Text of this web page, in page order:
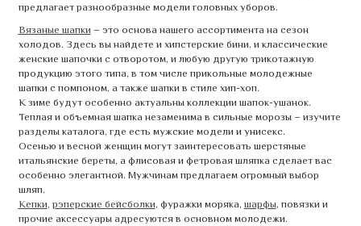
предлагает разнообразные модели головных уборов.
Вязаные шапки – это основа нашего ассортимента на сезон
холодов. Здесь вы найдете и хипстерские бини, и классические
женские шапочки с отворотом, и любую другую трикотажную
продукцию этого типа, в том числе прикольные молодежные
шапки с помпоном, а также шапки в стиле хип-хоп.
К зиме будут особенно актуальны коллекции шапок-ушанок.
Теплая и объемная шапка незаменима в сильные морозы – изучите
разделы каталога, где есть мужские модели и унисекс.
Осенью и весной женщин могут заинтересовать шерстяные
итальянские береты, а флисовая и фетровая шляпка сделает вас
особенно элегантной. Мужчинам предлагаем огромный выбор
шляп.
Кепки, рэперские бейсболки, фуражки моряка, шарфы, повязки и
прочие аксессуары адресуются в основном молодежи.